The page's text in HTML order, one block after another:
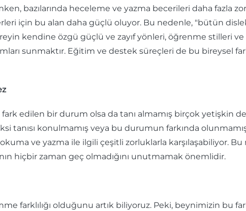
bazılarında heceleme ve yazma becerileri daha fazla
için bu alan daha güçlü oluyor. Bu nedenle, "bütün
kendine özgü güçlü ve zayıf yönleri, öğrenme stilleri ve
sunmaktır. Eğitim ve destek süreçleri de bu bireysel
edilen bir durum olsa da tanı almamış birçok yetişkin
tanısı konulmamış veya bu durumun farkında
ve yazma ile ilgili çeşitli zorluklarla karşılaşabiliyor. Bu
hiçbir zaman geç olmadığını unutmamak önemlidir.
farklılığı olduğunu artık biliyoruz. Peki, beynimizin bu